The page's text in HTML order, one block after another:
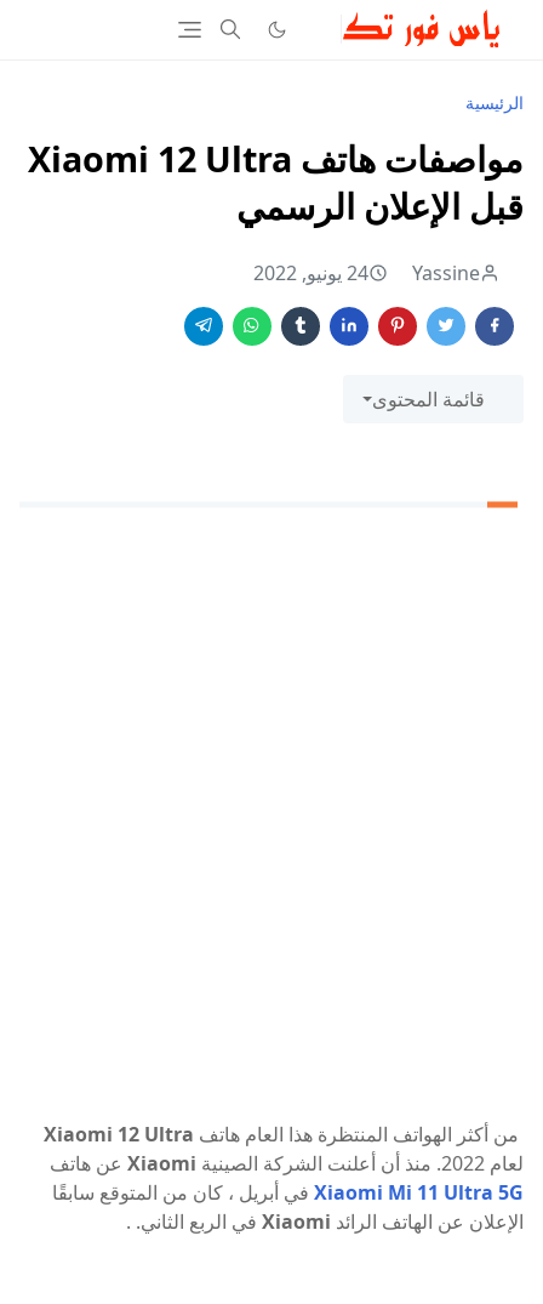
الرئيسية
مواصفات هاتف Xiaomi 12 Ultra
قبل الإعلان الرسمي
Yassine 24 يونيو, 2022
قائمة المحتوى
من أكثر الهواتف المنتظرة هذا العام هاتف Xiaomi 12 Ultra
لعام 2022. منذ أن أعلنت الشركة الصينية
Xiaomi عن هاتف
Xiaomi Mi 11 Ultra 5G في أبريل ، كان من المتوقع سابقًا
الإعلان عن الهاتف الرائد Xiaomi في الربع الثاني. .